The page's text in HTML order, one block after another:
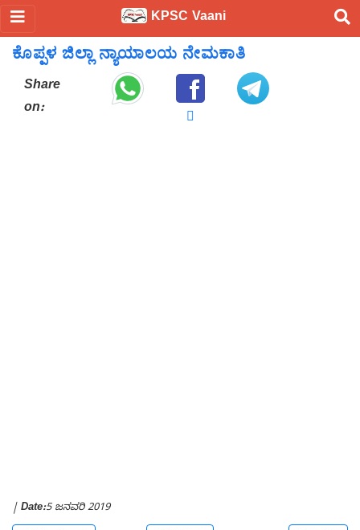
KPSC Vaani
ಕೊಪ್ಪಳ ಜಿಲ್ಲಾ ನ್ಯಾಯಾಲಯ ನೇಮಕಾತಿ
Share
on:
| Date:5 ಜನವರಿ 2019